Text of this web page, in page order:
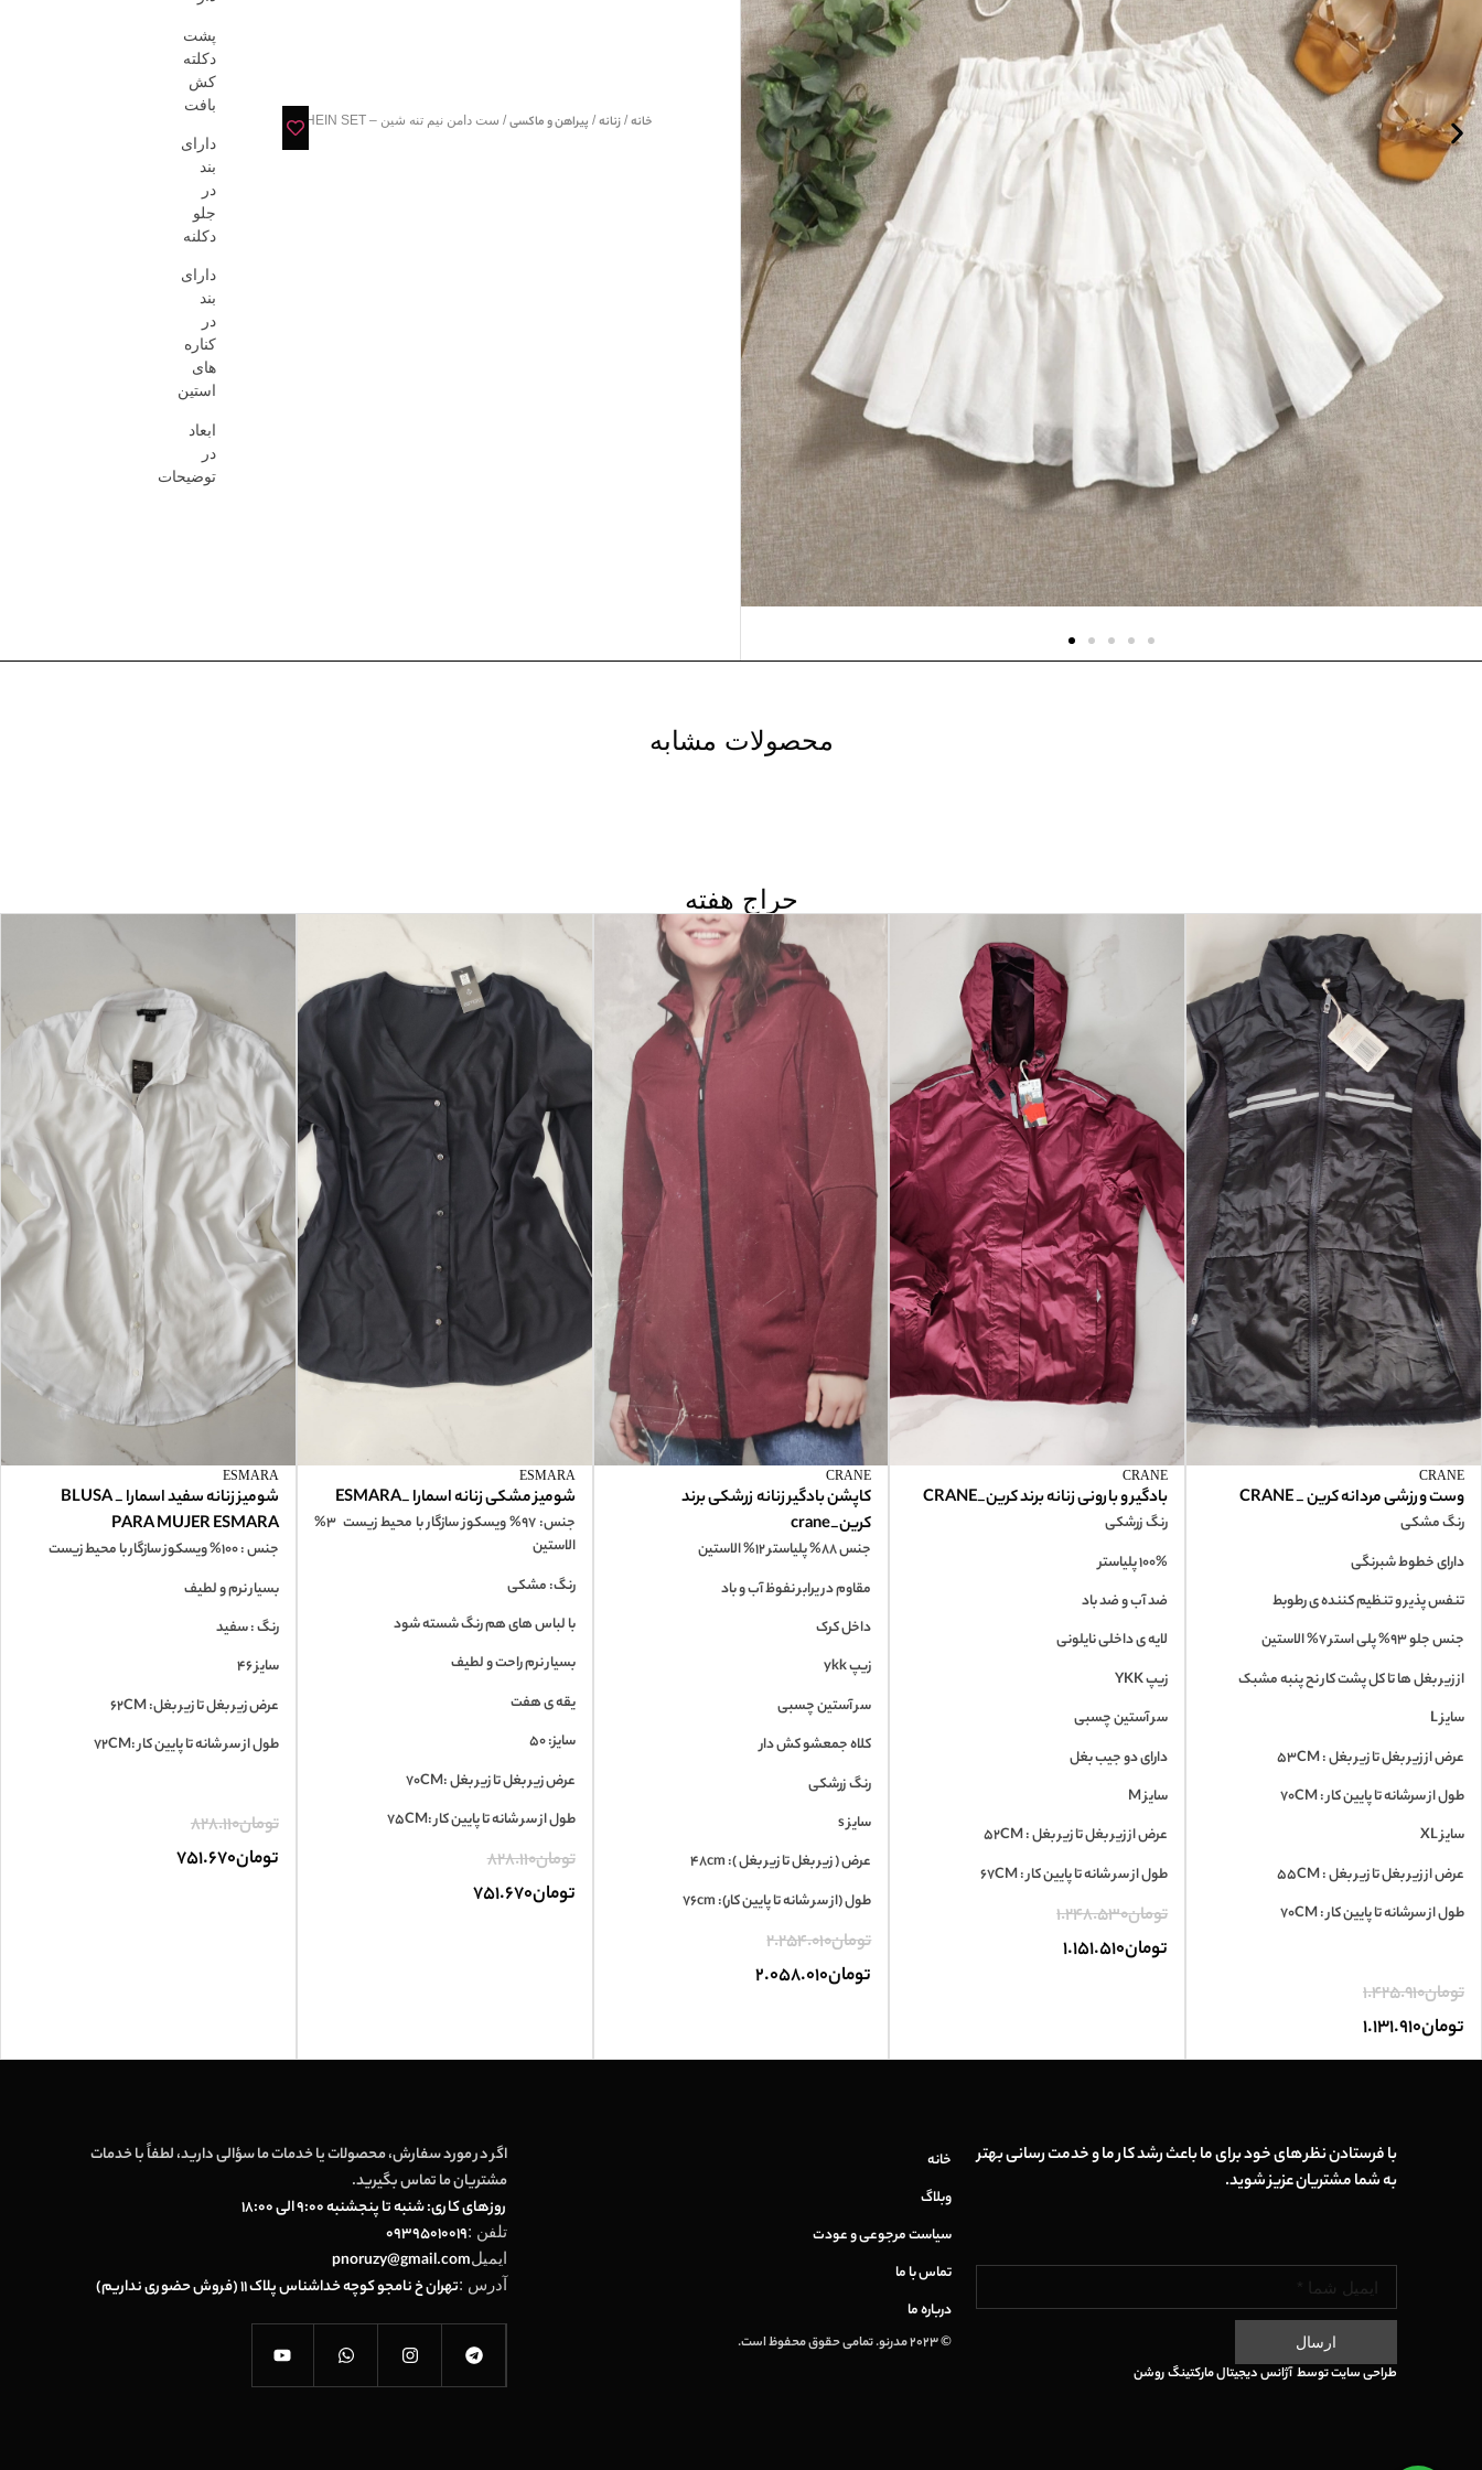
خانه/ زنانه/ پیراهن و ماکسی/ ست دامن نیم تنه شین – SHEIN SET
پشت
دکلته
کش
بافت
دارای
بند
در
جلو
دکلنه
دارای
بند
در
کناره
های
استین
ابعاد
در
توضیحات
محصولات مشابه
حراج هفته
CRANE
وست ورزشی مردانه کرین _ CRANE
رنگ مشکی
دارای خطوط شبرنگی
تنفس پذیر و تنظیم کننده ی رطوبط
جنس جلو 93% پلی استر 7% الاستین
از زیر بغل ها تا کل پشت کار نح پنبه مشبک
سایز L
عرض از زیر بغل تا زیر بغل : 53CM
طول از سرشانه تا پایین کار : 70CM
سایز XL
عرض از زیر بغل تا زیر بغل : 55CM
طول از سرشانه تا پایین کار : 70CM
تومان1.425.910
تومان1.131.910
CRANE
بادگیر و بارونی زنانه برند کرین_CRANE
رنگ زرشکی
100% پلیاستر
ضد آب و ضد باد
لایه ی داخلی نایلونی
زیپ YKK
سر آستین چسبی
دارای دو جیب بغل
سایز M
عرض از زیر بغل تا زیر بغل : 52CM
طول از سر شانه تا پایین کار : 67CM
تومان1.248.530
تومان1.151.510
CRANE
کاپشن بادگیر زنانه زرشکی برند
کرین_crane
جنس 88% پلیاستر 12% الاستین
مقاوم در یرابر نفوظ آب و باد
داخل کرک
زیپ ykk
سر آستین چسبی
کلاه جمعشو کش دار
رنگ زرشکی
سایز s
عرض ( زیر بغل تا زیر بغل ): 48cm
طول (از سر شانه تا پایین کار): 76cm
تومان2.254.010
تومان2.058.010
ESMARA
شومیز مشکی زنانه اسمارا _ESMARA
جنس: 97% ویسکوز سازگار با محیط زیست 3%
الاستین
رنگ: مشکی
با لباس های هم رنگ شسته شود
بسیار نرم راحت و لطیف
یقه ی هفت
سایز: 50
عرض زیر بغل تا زیر بغل :70CM
طول از سر شانه تا پایین کار :75CM
تومان828.110
تومان751.670
ESMARA
شومیز زنانه سفید اسمارا _ BLUSA
PARA MUJER ESMARA
جنس : 100% ویسکوز سازگار با محیط زیست
بسیار نرم و لطیف
رنگ : سفید
سایز 46
عرض زیر بغل تا زیر بغل: 62CM
طول از سر شانه تا پایین کار :72CM
تومان828.110
تومان751.670
با فرستادن نظر های خود برای ما باعث رشد کار ما و خدمت رسانی بهتر
به شما مشتریان عزیز شوید.
ارسال
طراحی سایتتوسطآژانس دیجیتال مارکتینگروشن
خانه
وبلاگ
سیاست مرجوعی و عودت
تماس با ما
درباره ما
© 2023 مدرنو. تمامی حقوق محفوظ است.
اگر در مورد سفارش، محصولات یا خدمات ما سؤالی دارید، لطفاً با خدمات
مشتریان ما تماس بگیرید.
روزهای کاری: شنبه تا پنجشنبه 9:00 الی 18:00
تلفن :09395010019
ایمیلpnoruzy@gmail.com
آدرس :تهران خ نامجو کوچه خداشناس پلاک 11 (فروش حضوری نداریم)